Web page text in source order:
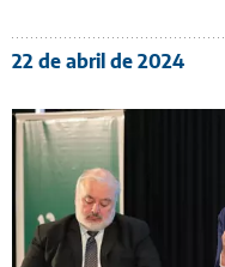
22 de abril de 2024